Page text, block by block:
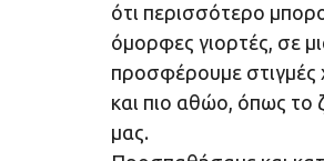
ότι περισσότερο
όμορφες γιορτές, σε
προσφέρουμε στιγμές
και πιο αθώο, όπως το
μας.